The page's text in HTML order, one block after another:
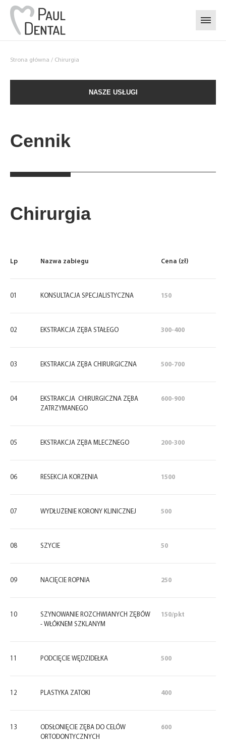
Strona główna / Chirurgia
NASZE USŁUGI
Cennik
Chirurgia
Lp Nazwa zabiegu Cena (zł)
01 KONSULTACJA SPECJALISTYCZNA 150
02 EKSTRAKCJA ZĘBA STAŁEGO 300-400
03 EKSTRAKCJA ZĘBA CHIRURGICZNA 500-700
04
EKSTRAKCJA CHIRURGICZNA ZĘBA
ZATRZYMANEGO
600-900
05 EKSTRAKCJA ZĘBA MLECZNEGO 200-300
06 RESEKCJA KORZENIA 1500
07 WYDŁUŻENIE KORONY KLINICZNEJ 500
08 SZYCIE 50
09 NACIĘCIE ROPNIA 250
10
SZYNOWANIE ROZCHWIANYCH ZĘBÓW
- WŁÓKNEM SZKLANYM
150/pkt
11 PODCIĘCIE WĘDZIDEŁKA 500
12 PLASTYKA ZATOKI 400
13
ODSŁONIĘCIE ZĘBA DO CELÓW
ORTODONTYCZNYCH
600